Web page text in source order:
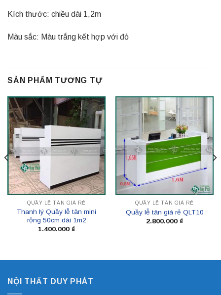
Kích thước: chiều dài 1,2m
Màu sắc: Màu trắng kết hợp với đỏ
SẢN PHẨM TƯƠNG TỰ
QUẦY LỄ TÂN GIÁ RẺ
Thanh lý Quầy lễ tân mini
rộng 50cm dài 1m2
1.400.000 ₫
QUẦY LỄ TÂN GIÁ RẺ
Quầy lễ tân giá rẻ QLT10
2.800.000 ₫
NỘI THẤT DUY PHÁT